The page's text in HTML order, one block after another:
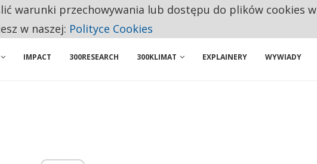
SĄ DWA PODMIOTY Z POLSKI
IMPACT 300RESEARCH 300KLIMAT EXPLAINERY WYWIADY
warunki przechowywania lub dostępu do plików cookies w
w naszej: Polityce Cookies